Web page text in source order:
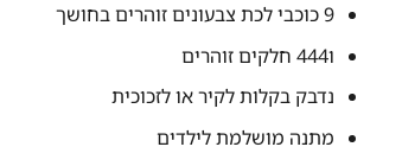
9 כוכבי לכת צבעונים זוהרים בחושך
ו444 חלקים זוהרים
נדבק בקלות לקיר או לזכוכית
מתנה מושלמת לילדים